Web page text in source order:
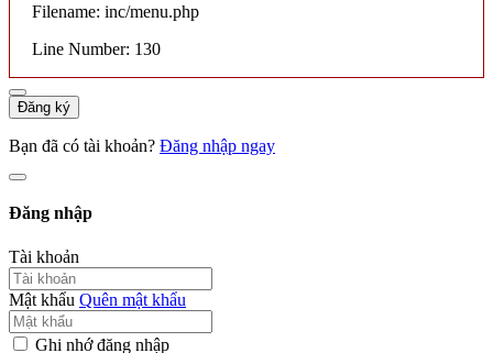
Filename: inc/menu.php
Line Number: 130
Đăng ký
Bạn đã có tài khoản? Đăng nhập ngay
Đăng nhập
Tài khoản
Mật khẩu Quên mật khẩu
Ghi nhớ đăng nhập